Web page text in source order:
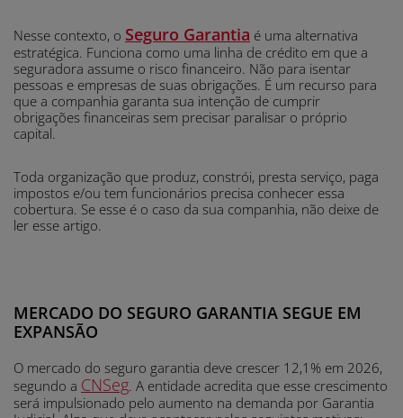
Nesse contexto, o Seguro Garantia é uma alternativa
estratégica. Funciona como uma linha de crédito em que a
seguradora assume o risco financeiro. Não para isentar
pessoas e empresas de suas obrigações. É um recurso para
que a companhia garanta sua intenção de cumprir
obrigações financeiras sem precisar paralisar o próprio
capital.
Toda organização que produz, constrói, presta serviço, paga
impostos e/ou tem funcionários precisa conhecer essa
cobertura. Se esse é o caso da sua companhia, não deixe de
ler esse artigo.
MERCADO DO SEGURO GARANTIA SEGUE EM
EXPANSÃO
O mercado do seguro garantia deve crescer 12,1% em 2026,
segundo a CNSeg. A entidade acredita que esse crescimento
será impulsionado pelo aumento na demanda por Garantia